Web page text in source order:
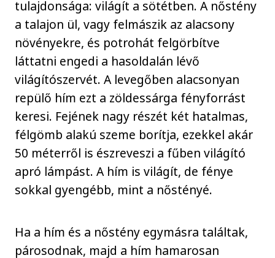
tulajdonsága: világít a sötétben. A nőstény
a talajon ül, vagy felmászik az alacsony
növényekre, és potrohát felgörbítve
láttatni engedi a hasoldalán lévő
világítószervét. A levegőben alacsonyan
repülő hím ezt a zöldessárga fényforrást
keresi. Fejének nagy részét két hatalmas,
félgömb alakú szeme borítja, ezekkel akár
50 méterről is észreveszi a fűben világító
apró lámpást. A hím is világít, de fénye
sokkal gyengébb, mint a nőstényé.
Ha a hím és a nőstény egymásra találtak,
párosodnak, majd a hím hamarosan